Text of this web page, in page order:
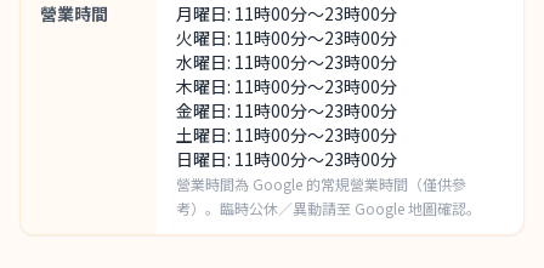
營業時間
月曜日: 11時00分～23時00分
火曜日: 11時00分～23時00分
水曜日: 11時00分～23時00分
木曜日: 11時00分～23時00分
金曜日: 11時00分～23時00分
土曜日: 11時00分～23時00分
日曜日: 11時00分～23時00分
營業時間為 Google 的常規營業時間（僅供參
考）。臨時公休／異動請至 Google 地圖確認。